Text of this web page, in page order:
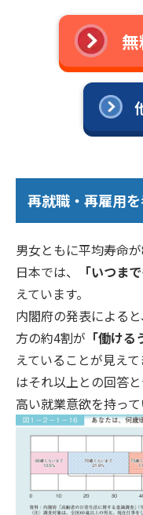
再就職・再雇用
男女ともに平均寿命
日本では、
「いつま
えています。
内閣府の発表による
方の約4割が 「働け
えていることが見え
はそれ以上との回答
高い就業意欲を持って